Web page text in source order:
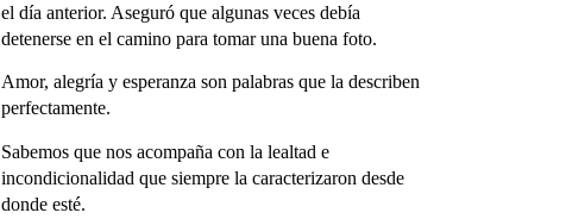
el día anterior. Aseguró que algunas veces debía
detenerse en el camino para tomar una buena foto.
Amor, alegría y esperanza son palabras que la describen
perfectamente.
Sabemos que nos acompaña con la lealtad e
incondicionalidad que siempre la caracterizaron desde
donde esté.